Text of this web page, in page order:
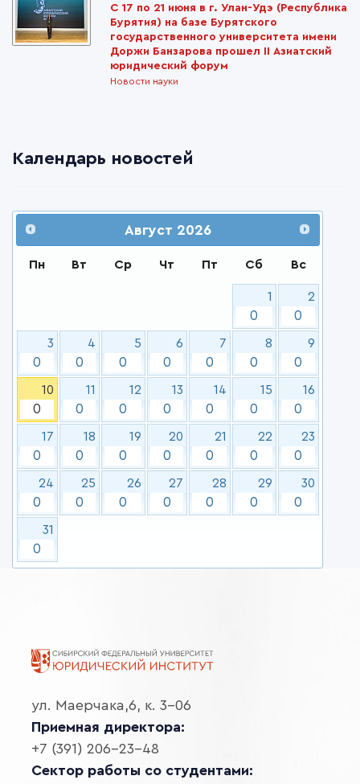
С 17 по 21 июня в г. Улан-Удэ (Республика
Бурятия) на базе Бурятского
государственного университета имени
Доржи Банзарова прошел II Азиатский
юридический форум
Новости науки
Календарь новостей
Август 2026
Пн Вт Ср Чт Пт Сб Вс
1
0
2
0
3
0
4
0
5
0
6
0
7
0
8
0
9
0
10
0
11
0
12
0
13
0
14
0
15
0
16
0
17
0
18
0
19
0
20
0
21
0
22
0
23
0
24
0
25
0
26
0
27
0
28
0
29
0
30
0
31
0
ул. Маерчака,6, к. 3-06
Приемная директора:
+7 (391) 206-23-48
Сектор работы со студентами: